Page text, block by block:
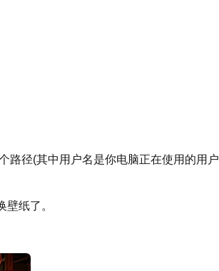
路径(其中用户名是你电脑正在使用的用户
纸了。